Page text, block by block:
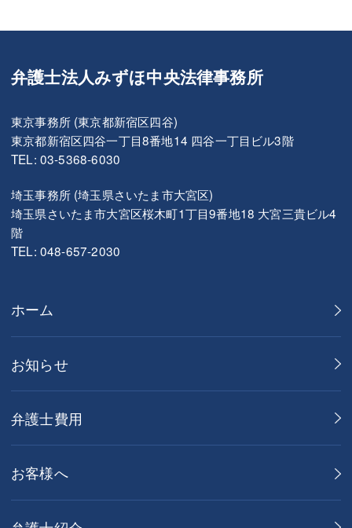
弁護士法人みずほ中央法律事務所
東京事務所 (東京都新宿区四谷)
東京都新宿区四谷一丁目8番地14 四谷一丁目ビル3階
TEL: 03-5368-6030
埼玉事務所 (埼玉県さいたま市大宮区)
埼玉県さいたま市大宮区桜木町1丁目9番地18 大宮三貴ビル4
階
TEL: 048-657-2030
ホーム
お知らせ
弁護士費用
お客様へ